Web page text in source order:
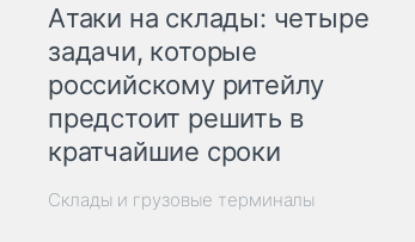
Атаки на склады: четыре
задачи, которые
российскому ритейлу
предстоит решить в
кратчайшие сроки
Склады и грузовые терминалы